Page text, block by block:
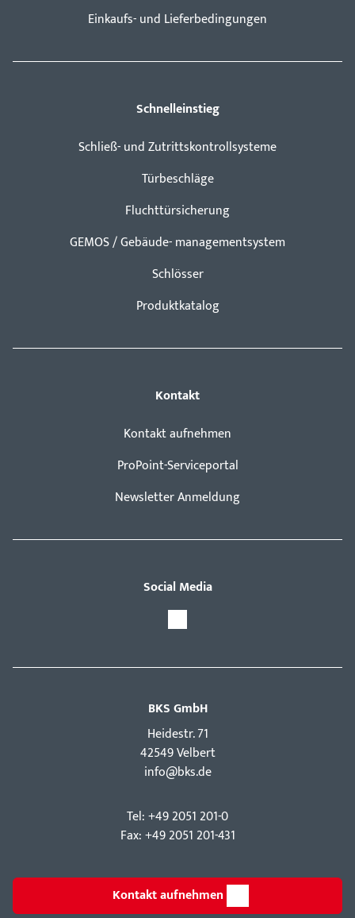
Einkaufs- und Lieferbedingungen
Schnelleinstieg
Schließ- und Zutrittskontrollsysteme
Türbeschläge
Fluchttürsicherung
GEMOS / Gebäude- managementsystem
Schlösser
Produktkatalog
Kontakt
Kontakt aufnehmen
ProPoint-Serviceportal
Newsletter Anmeldung
Social Media
BKS GmbH
Hei­destr. 71
42549 Velbert
info@bks.de
Tel: +49 2051 201-0
Fax: +49 2051 201-431
Kontakt aufnehmen